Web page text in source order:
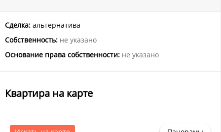
Сделка: альтернатива
Собственность: не указано
Основание права собственности: не указано
Квартира на карте